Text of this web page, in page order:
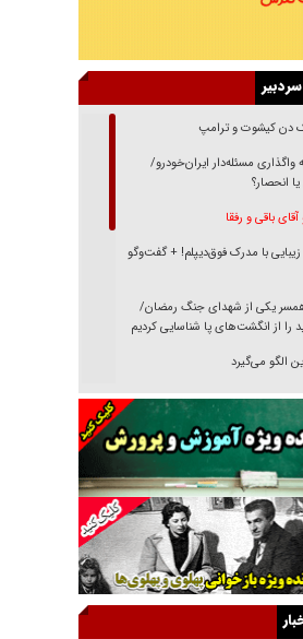
دن کیشوت و ترامپ
واگذاری مسئله‌دار ایران‌خودرو/
انحصار؟
آقای باقی و رفقا
با مدرک فوق‌دیپلم! + گفت‌وگو
همسر یکی از شهدای جنگ رمضان/
را از انگشت‌های پا شناسایی کردیم
الگو می‌گیرد
جاودان/ جفای مخالفان مکانت
را ارتقا می‌داد
به قانون می‌خندد
شده‌ایم!
سرویس مدارس
فلسطین خلع‌سلاح می‌شود؟
در ادراک سیاست خارجی
اخوان مدیرمسئول روزنامه جوان با